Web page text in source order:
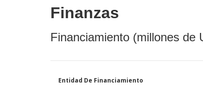
Finanzas
Financiamiento (millones de
Entidad De Financiamiento